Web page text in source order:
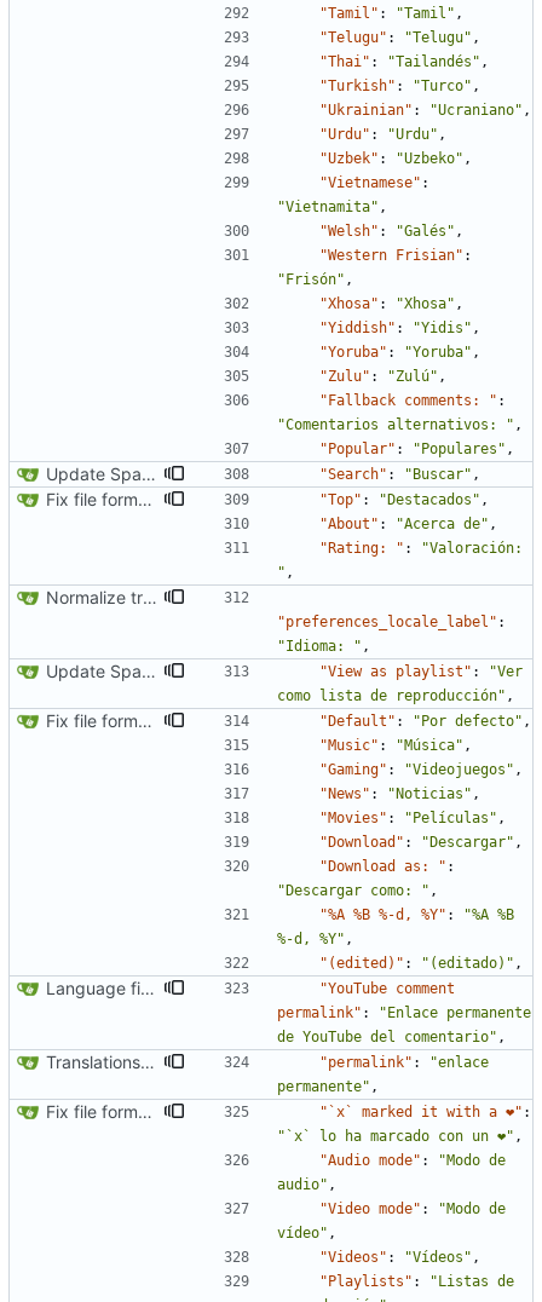
"Tamil" : "Tamil" ,
"Telugu" : "Telugu" ,
"Thai" : "Tailandés" ,
"Turkish" : "Turco" ,
"Ukrainian" : "Ucraniano" ,
"Urdu" : "Urdu" ,
"Uzbek" : "Uzbeko" ,
"Vietnamese" :
"Vietnamita" ,
"Welsh" : "Galés" ,
"Western Frisian" :
"Frisón" ,
"Xhosa" : "Xhosa" ,
"Yiddish" : "Yidis" ,
"Yoruba" : "Yoruba" ,
"Zulu" : "Zulú" ,
"Fallback comments: " :
"Comentarios alternativos: " ,
"Popular" : "Populares" ,
Update Spanish translation "Search" : "Buscar" ,
Fix file formatting for locales "Top" : "Destacados" ,
"About" : "Acerca de" ,
"Rating: " :
"Valoración:
" ,
Normalize translation key for user prefrerences
"preferences_locale_label" :
"Idioma: " ,
Update Spanish translation "View as playlist" :
"Ver
como lista de reproducción" ,
Fix file formatting for locales "Default" : "Por defecto" ,
"Music" : "Música" ,
"Gaming" : "Videojuegos" ,
"News" : "Noticias" ,
"Movies" : "Películas" ,
"Download" : "Descargar" ,
"Download as: " :
"Descargar como: " ,
"%A %B %-d, %Y" :
"%A %B
%-d, %Y" ,
"(edited)" : "(editado)" ,
Language fixes ( #366 )
"YouTube comment
permalink" :
"Enlace permanente
de YouTube del comentario" ,
Translations update from Weblate ( #2557)
"permalink" :
"enlace
permanente" ,
Fix file formatting for locales "`x` marked it with a ❤" :
"`x` lo ha marcado con un ❤" ,
"Audio mode" :
"Modo de
audio" ,
"Video mode" :
"Modo de
vídeo" ,
"Videos" : "Vídeos" ,
"Playlists" :
"Listas de